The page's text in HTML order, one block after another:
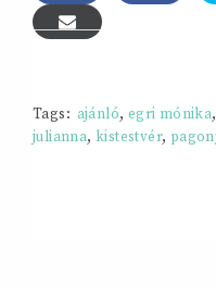
Tags: ajánló, egri mónika
julianna,kistestvér,